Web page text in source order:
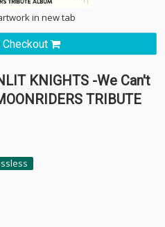
in new tab
KNIGHTS -We Can't
TRIBUTE